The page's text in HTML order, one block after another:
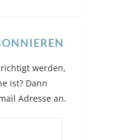
werden,
ist? Dann
Adresse an.